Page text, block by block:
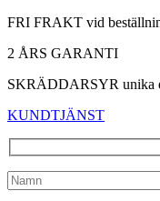
FRI FRAKT vid
2 ÅRS GARANTI
SKRÄDDARSYR unika
KUNDTJÄNST